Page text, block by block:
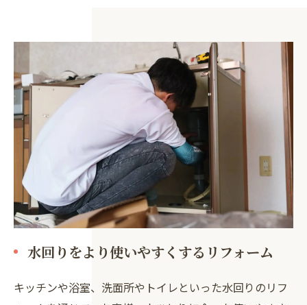
水回りをより使いやすくするリフォーム
キッチンや浴室、洗面所やトイレといった水回りのリフ